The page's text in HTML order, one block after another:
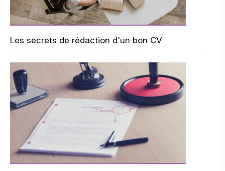
Les secrets de rédaction d'un bon CV